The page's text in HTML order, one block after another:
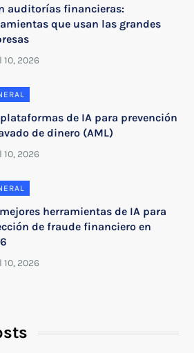
auditorías financieras:
que usan las grandes
de IA para prevención
de dinero (AML)
herramientas de IA para
de fraude financiero en